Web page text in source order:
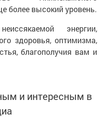
более высокий уровень.
энергии,
здоровья, оптимизма,
благополучия вам и
и интересным в